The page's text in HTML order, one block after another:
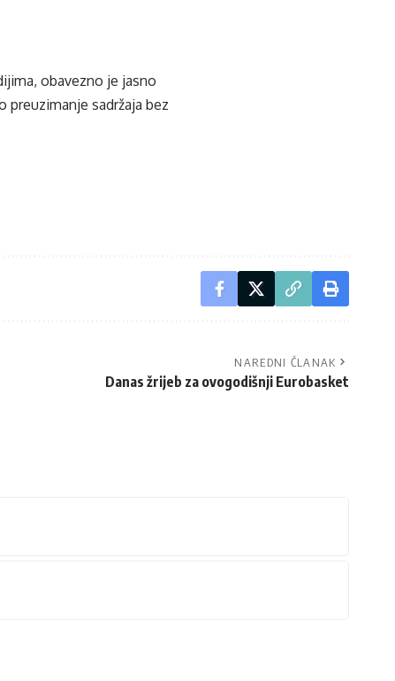
obavezno je jasno
preuzimanje sadržaja bez
NAREDNI ČLANAK
Danas žrijeb za ovogodišnji Eurobasket